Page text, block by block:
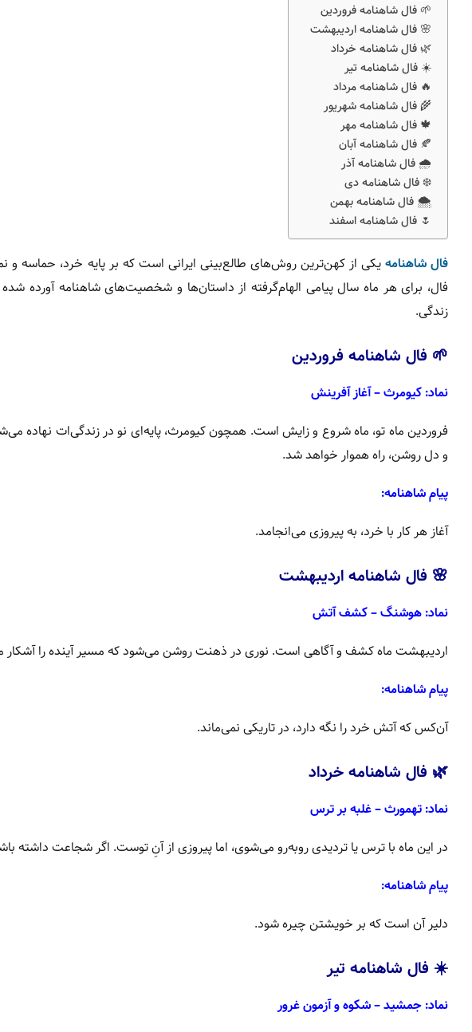
🌱 فال شاهنامه فروردین
🌸 فال شاهنامه اردیبهشت
🌿 فال شاهنامه خرداد
☀️ فال شاهنامه تیر
🔥 فال شاهنامه مرداد
🌾 فال شاهنامه شهریور
🍁 فال شاهنامه مهر
🍂 فال شاهنامه آبان
🌧️ فال شاهنامه آذر
❄️ فال شاهنامه دی
🌨️ فال شاهنامه بهمن
🌷 فال شاهنامه اسفند
فال شاهنامه یکی از کهن‌ترین روش‌های طالع‌بینی ایرانی است که بر پایه خرد، حماسه
فال، برای هر ماه سال پیامی الهام‌گرفته از داستان‌ها و شخصیت‌های شاهنامه آورده
زندگی.
🌱 فال شاهنامه فروردین
نماد: کیومرث – آغاز آفرینش
فروردین ماه تو، ماه شروع و زایش است. همچون کیومرث، پایه‌ای نو در زندگی‌ات نهاده
و دل روشن، راه هموار خواهد شد.
پیام شاهنامه:
آغاز هر کار با خرد، به پیروزی می‌انجامد.
🌸 فال شاهنامه اردیبهشت
نماد: هوشنگ – کشف آتش
اردیبهشت ماه کشف و آگاهی است. نوری در ذهنت روشن می‌شود که مسیر آینده را
پیام شاهنامه:
آن‌کس که آتش خرد را نگه دارد، در تاریکی نمی‌ماند.
🌿 فال شاهنامه خرداد
نماد: تهمورث – غلبه بر ترس
در این ماه با ترس یا تردیدی روبه‌رو می‌شوی، اما پیروزی از آنِ توست. اگر شجاعت داشته
پیام شاهنامه:
دلیر آن است که بر خویشتن چیره شود.
☀️ فال شاهنامه تیر
نماد: جمشید – شکوه و آزمون غرور